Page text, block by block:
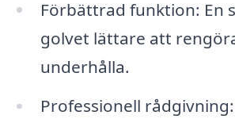
Förbättrad funktion: En
golvet lättare att
underhålla.
Professionell